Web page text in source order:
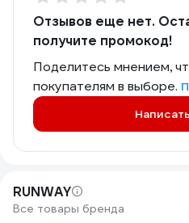
Отзывов еще нет.
получите промокод!
Поделитесь мнением,
покупателям в выборе.
RUNWAY
Все товары бренда